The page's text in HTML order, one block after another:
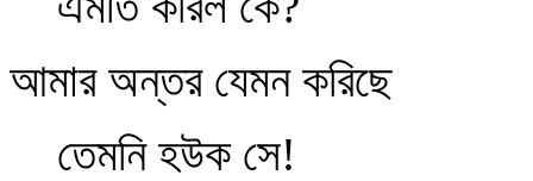
আমার অন্তর যেমন করিছে
তেমনি হউক সে!